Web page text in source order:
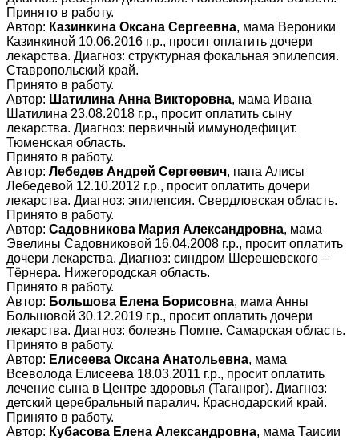
Принято в работу.
Автор: Казинкина Оксана Сергеевна, мама Вероники
Казинкиной 10.06.2016 г.р., просит оплатить дочери
лекарства. Диагноз: структурная фокальная эпилепсия.
Ставропольский край.
Принято в работу.
Автор: Шатилина Анна Викторовна, мама Ивана
Шатилина 23.08.2018 г.р., просит оплатить сыну
лекарства. Диагноз: первичный иммунодефицит.
Тюменская область.
Принято в работу.
Автор: Лебедев Андрей Сергеевич, папа Алисы
Лебедевой 12.10.2012 г.р., просит оплатить дочери
лекарства. Диагноз: эпилепсия. Свердловская область.
Принято в работу.
Автор: Садовникова Мария Александровна, мама
Эвелины Садовниковой 16.04.2008 г.р., просит оплатить
дочери лекарства. Диагноз: синдром Шерешевского –
Тёрнера. Нижегородская область.
Принято в работу.
Автор: Большова Елена Борисовна, мама Анны
Большовой 30.12.2019 г.р., просит оплатить дочери
лекарства. Диагноз: болезнь Помпе. Самарская область.
Принято в работу.
Автор: Елисеева Оксана Анатольевна, мама
Всеволода Елисеева 18.03.2011 г.р., просит оплатить
лечение сына в Центре здоровья (Таганрог). Диагноз:
детский церебральный паралич. Краснодарский край.
Принято в работу.
Автор: Кубасова Елена Александровна, мама Таисии